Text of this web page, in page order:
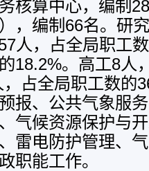
核算中心，编制
，编制66名。研
人，占全局职工
18.2%。高工8人
占全局职工数的
报、公共气象服
气候资源保护与
雷电防护管理、
职能工作。